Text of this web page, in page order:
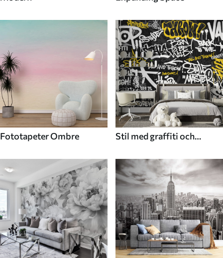
Fototapeter Ombre
Stil med graffiti och